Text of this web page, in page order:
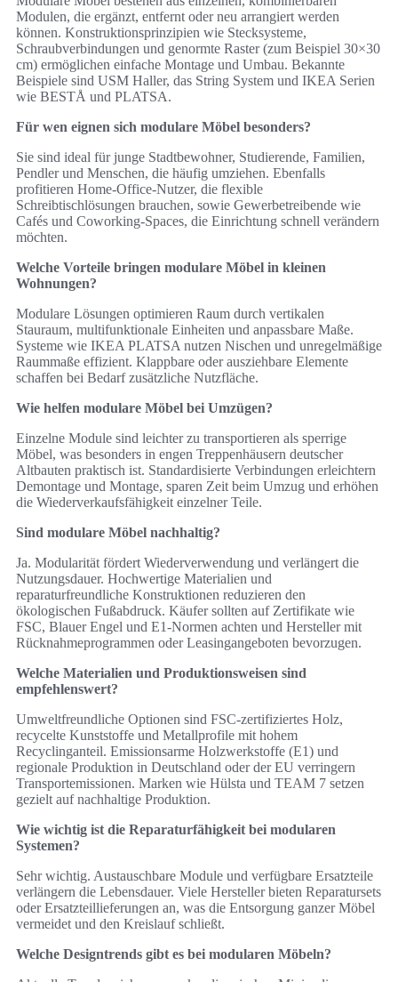
Modulen, die ergänzt, entfernt oder neu arrangiert werden
können. Konstruktionsprinzipien wie Stecksysteme,
Schraubverbindungen und genormte Raster (zum Beispiel 30×30
cm) ermöglichen einfache Montage und Umbau. Bekannte
Beispiele sind USM Haller, das String System und IKEA Serien
wie BESTÅ und PLATSA.
Für wen eignen sich modulare Möbel besonders?
Sie sind ideal für junge Stadtbewohner, Studierende, Familien,
Pendler und Menschen, die häufig umziehen. Ebenfalls
profitieren Home-Office-Nutzer, die flexible
Schreibtischlösungen brauchen, sowie Gewerbetreibende wie
Cafés und Coworking-Spaces, die Einrichtung schnell verändern
möchten.
Welche Vorteile bringen modulare Möbel in kleinen
Wohnungen?
Modulare Lösungen optimieren Raum durch vertikalen
Stauraum, multifunktionale Einheiten und anpassbare Maße.
Systeme wie IKEA PLATSA nutzen Nischen und unregelmäßige
Raummaße effizient. Klappbare oder ausziehbare Elemente
schaffen bei Bedarf zusätzliche Nutzfläche.
Wie helfen modulare Möbel bei Umzügen?
Einzelne Module sind leichter zu transportieren als sperrige
Möbel, was besonders in engen Treppenhäusern deutscher
Altbauten praktisch ist. Standardisierte Verbindungen erleichtern
Demontage und Montage, sparen Zeit beim Umzug und erhöhen
die Wiederverkaufsfähigkeit einzelner Teile.
Sind modulare Möbel nachhaltig?
Ja. Modularität fördert Wiederverwendung und verlängert die
Nutzungsdauer. Hochwertige Materialien und
reparaturfreundliche Konstruktionen reduzieren den
ökologischen Fußabdruck. Käufer sollten auf Zertifikate wie
FSC, Blauer Engel und E1-Normen achten und Hersteller mit
Rücknahmeprogrammen oder Leasingangeboten bevorzugen.
Welche Materialien und Produktionsweisen sind
empfehlenswert?
Umweltfreundliche Optionen sind FSC-zertifiziertes Holz,
recycelte Kunststoffe und Metallprofile mit hohem
Recyclinganteil. Emissionsarme Holzwerkstoffe (E1) und
regionale Produktion in Deutschland oder der EU verringern
Transportemissionen. Marken wie Hülsta und TEAM 7 setzen
gezielt auf nachhaltige Produktion.
Wie wichtig ist die Reparaturfähigkeit bei modularen
Systemen?
Sehr wichtig. Austauschbare Module und verfügbare Ersatzteile
verlängern die Lebensdauer. Viele Hersteller bieten Reparatursets
oder Ersatzteillieferungen an, was die Entsorgung ganzer Möbel
vermeidet und den Kreislauf schließt.
Welche Designtrends gibt es bei modularen Möbeln?